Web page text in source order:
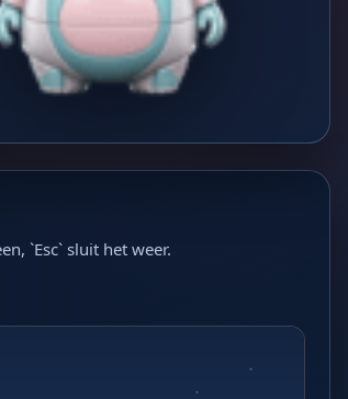
`Esc` sluit het weer.